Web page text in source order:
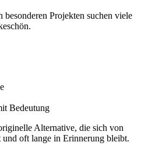
besonderen Projekten suchen viele
Bedeutung
Alternative, die sich von
und oft lange in Erinnerung bleibt.